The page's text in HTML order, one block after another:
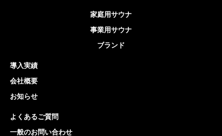
家庭用サウナ
事業用サウナ
ブランド
導入実績
会社概要
お知らせ
よくあるご質問
一般のお問い合わせ